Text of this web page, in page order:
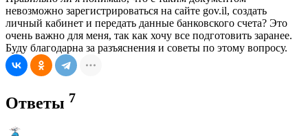
невозможно зарегистрироваться на сайте gov.il, создать
личный кабинет и передать данные банковского счета? Это
очень важно для меня, так как хочу все подготовить заранее.
Буду благодарна за разъяснения и советы по этому вопросу.
Ответы 7